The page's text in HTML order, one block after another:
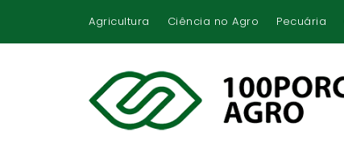
Agricultura Ciência no Agro Pecuária